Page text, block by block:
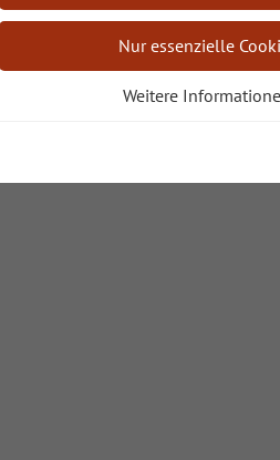
Nur essenzielle
Weitere
Maleachi